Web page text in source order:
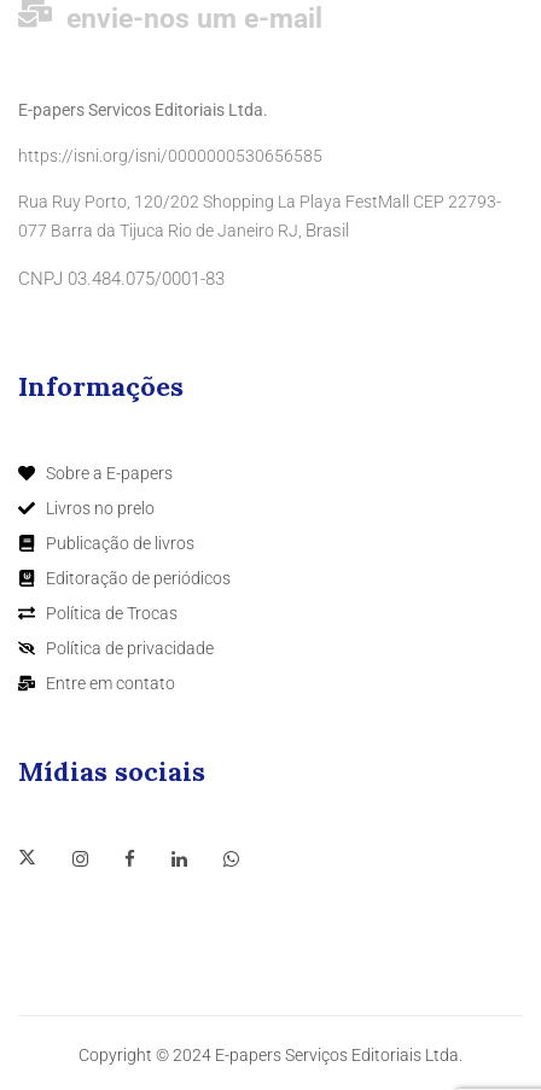
envie-nos um e-mail
E-papers Servicos Editoriais Ltda.
https://isni.org/isni/0000000530656585
Rua Ruy Porto, 120/202 Shopping La Playa FestMall CEP 22793-
077 Barra da Tijuca Rio de Janeiro RJ, Brasil
CNPJ 03.484.075/0001-83
Informações
Sobre a E-papers
Livros no prelo
Publicação de livros
Editoração de periódicos
Política de Trocas
Política de privacidade
Entre em contato
Mídias sociais
Copyright © 2024 E-papers Serviços Editoriais Ltda.